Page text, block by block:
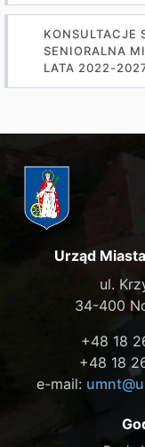
KONSULTACJE
SENIORALNA
LATA 2022-
Urząd
ul.
34-400
+48 18
+48 18
e-mail: